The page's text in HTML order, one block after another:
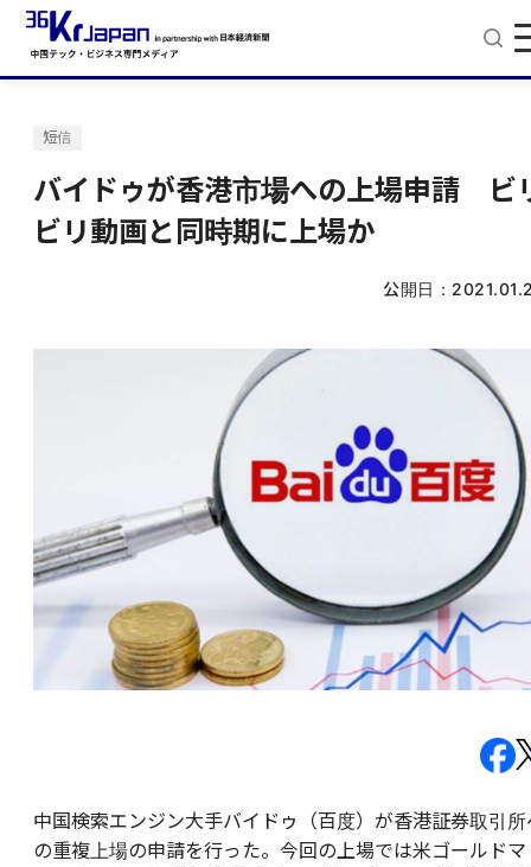
短信
バイドゥが香港市場への上場申請 ビ
ビリ動画と同時期に上場か
公開日：
中国検索エンジン大手バイドゥ（百度）が香港証券取引所
の重複上場の申請を行った。今回の上場では米ゴールドマ